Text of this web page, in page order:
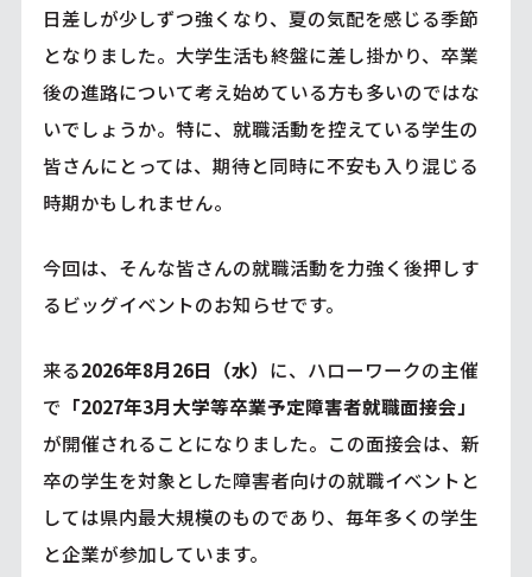
日差しが少しずつ強くなり、夏の気配を感じる季節
となりました。大学生活も終盤に差し掛かり、卒業
後の進路について考え始めている方も多いのではな
いでしょうか。特に、就職活動を控えている学生の
皆さんにとっては、期待と同時に不安も入り混じる
時期かもしれません。
今回は、そんな皆さんの就職活動を力強く後押しす
るビッグイベントのお知らせです。
来る2026年8月26日（水） に、ハローワークの主催
で 「2027年3月大学等卒業予定障害者就職面接会」
が開催されることになりました。この面接会は、新
卒の学生を対象とした障害者向けの就職イベントと
しては県内最大規模のものであり、毎年多くの学生
と企業が参加しています。